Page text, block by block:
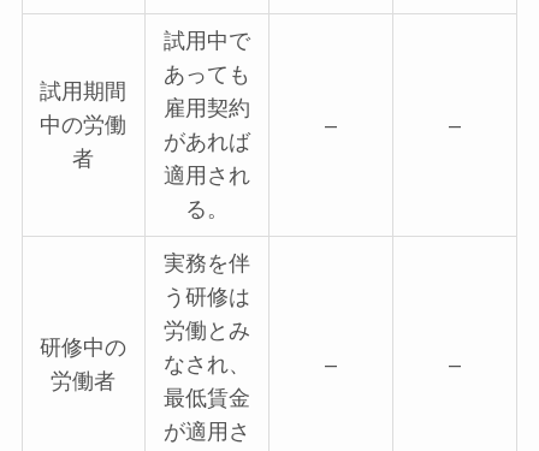
試用期間
中の労働
者
試用中で
あっても
雇用契約
があれば
適用され
る。
– –
研修中の
労働者
実務を伴
う研修は
労働とみ
なされ、
最低賃金
が適用さ
– –